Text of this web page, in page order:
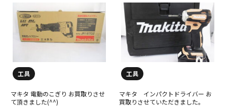
工具
マキタ 電動のこぎり お買取りさせ
て頂きました(^^)
工具
マキタ インパクトドライバー お
買取りさせていただきました。